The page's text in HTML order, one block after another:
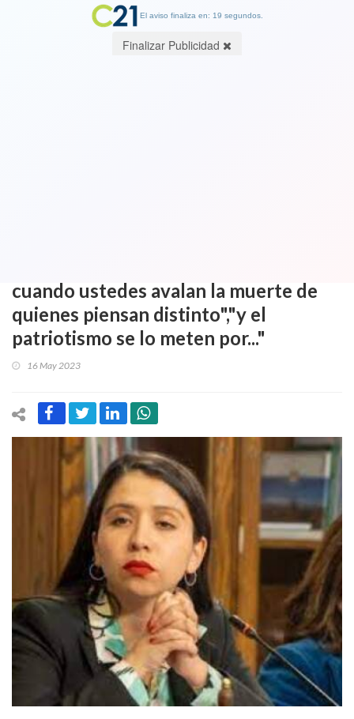
cuando ustedes avalan la muerte de
quienes piensan distinto","y el
patriotismo se lo meten por..."
16 May 2023
El aviso finaliza en: 18 segundos.
Finalizar Publicidad